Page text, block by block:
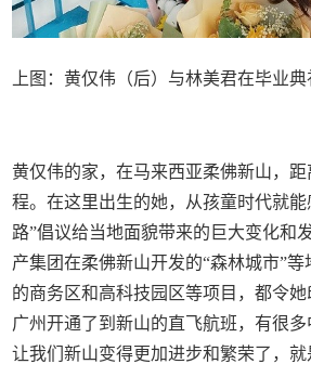
上图：黄仅伟（后）与林美君在毕业典
黄仅伟的家，在马来西亚柔佛新山，
程。在这里出生的她，从孩童时代就
路”倡议给当地面貌带来的巨大变化和
产集团在柔佛新山开发的“森林城市”
的商务区和高科技园区等项目，都令她
广州开通了到新山的直飞航班，有很多
让我们新山变得更加进步和繁荣了，就